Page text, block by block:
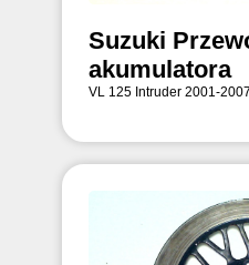
Suzuki
akumulatora
VL 125 Intruder 2001-2007